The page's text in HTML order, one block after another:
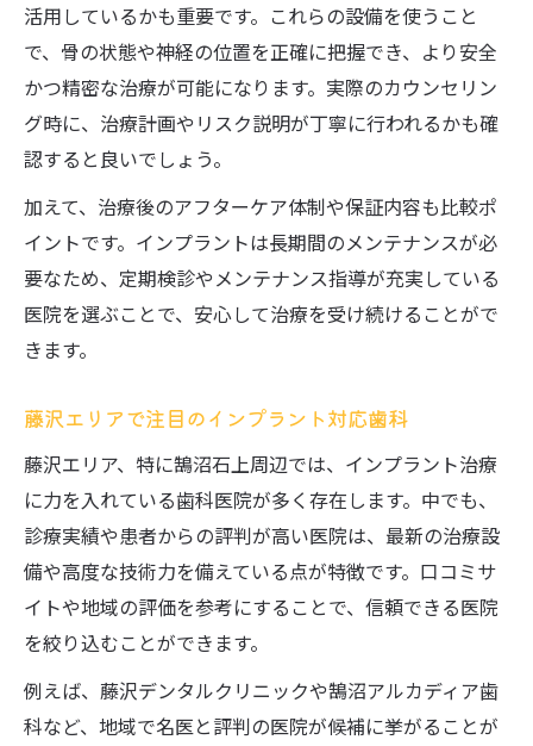
活用しているかも重要です。これらの設備を使うこと
で、骨の状態や神経の位置を正確に把握でき、より安全
かつ精密な治療が可能になります。実際のカウンセリン
グ時に、治療計画やリスク説明が丁寧に行われるかも確
認すると良いでしょう。
加えて、治療後のアフターケア体制や保証内容も比較ポ
イントです。インプラントは長期間のメンテナンスが必
要なため、定期検診やメンテナンス指導が充実している
医院を選ぶことで、安心して治療を受け続けることがで
きます。
藤沢エリアで注目のインプラント対応歯科
藤沢エリア、特に鵠沼石上周辺では、インプラント治療
に力を入れている歯科医院が多く存在します。中でも、
診療実績や患者からの評判が高い医院は、最新の治療設
備や高度な技術力を備えている点が特徴です。口コミサ
イトや地域の評価を参考にすることで、信頼できる医院
を絞り込むことができます。
例えば、藤沢デンタルクリニックや鵠沼アルカディア歯
科など、地域で名医と評判の医院が候補に挙がることが